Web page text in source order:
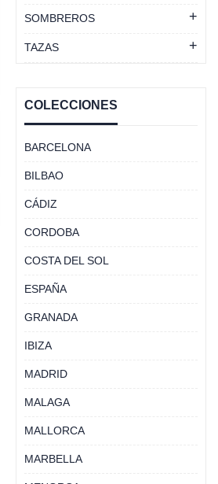
SOMBREROS
TAZAS
COLECCIONES
BARCELONA
BILBAO
CÁDIZ
CORDOBA
COSTA DEL SOL
ESPAÑA
GRANADA
IBIZA
MADRID
MALAGA
MALLORCA
MARBELLA